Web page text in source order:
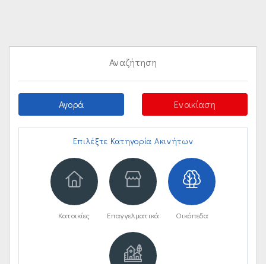
Αναζήτηση
Αγορά Ενοικίαση
Επιλέξτε Κατηγορία Ακινήτων
Κατοικίες Επαγγελματικά Οικόπεδα